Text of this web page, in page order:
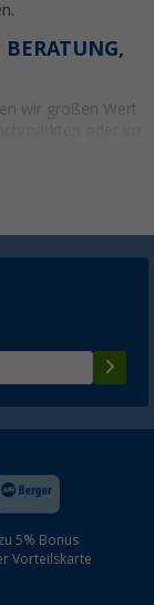
BERATUNG,
wir großen Wert
für
den richtigen
du mehr Platz
5% Bonus
Vorteilskarte